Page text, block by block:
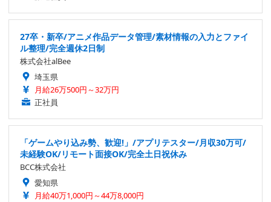
27卒・新卒/アニメ作品データ管理/素材情報の入力とファイ
ル整理/完全週休2日制
株式会社alBee
埼玉県
月給26万500円～32万円
正社員
「ゲームやり込み勢、歓迎!」/アプリテスター/月収30万可/
未経験OK/リモート面接OK/完全土日祝休み
BCC株式会社
愛知県
月給40万1,000円～44万8,000円